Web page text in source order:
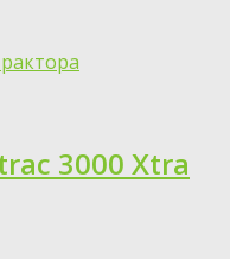
3000 Xtra